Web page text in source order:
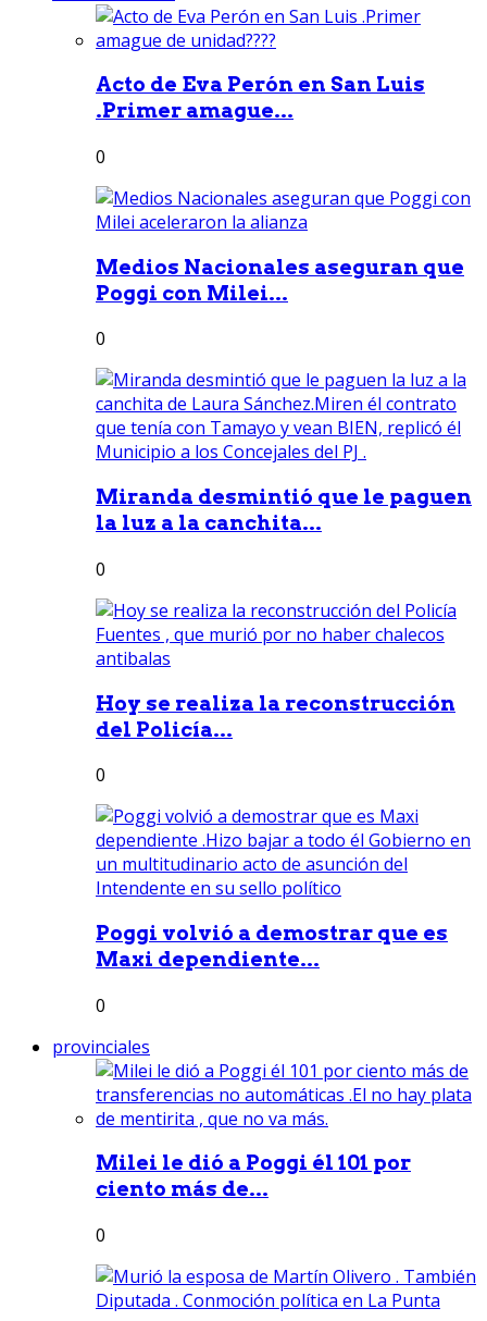
Acto de Eva Perón en San Luis
.Primer amague...
0
Medios Nacionales aseguran que
Poggi con Milei...
0
Miranda desmintió que le paguen
la luz a la canchita...
0
Hoy se realiza la reconstrucción
del Policía...
0
Poggi volvió a demostrar que es
Maxi dependiente...
0
provinciales
Milei le dió a Poggi él 101 por
ciento más de...
0